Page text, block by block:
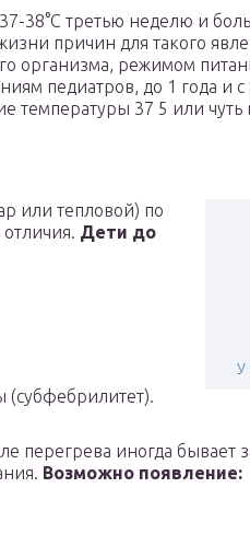
38°С третью неделю и
причин для такого
организма, режимом
педиатров, до 1 года и с
температуры 37 5 или
У
или тепловой) по
Дети до
перегрева иногда бывает
Возможно появление: